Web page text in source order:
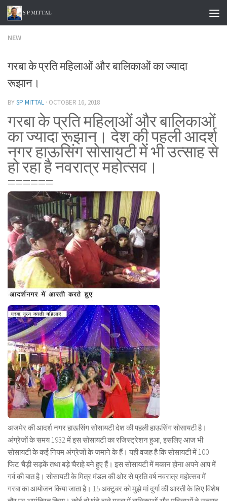
Skip to content
NEW
गरबा के प्रति महिलाओं और बालिकाओं का ज्यादा
रूझान।
BYSP MITTAL · OCTOBER 16, 2018
गरबा के प्रति महिलाओं और बालिकाओं
का ज्यादा रूझान। देश की पहली आदर्श
नगर हाऊसिंग सोसायटी में भी उत्साह से
हो रहा है नवरात्र महोत्सव।
======
अजमेर की आदर्श नगर हाऊसिंग सोसायटी देश की पहली हाऊसिंग सोसायटी है।
अंग्रेजों के समय 1932 में इस सोसायटी का रजिस्ट्रेशन हुआ, इसलिए आज भी
सोसायटी के कई नियम अंग्रेजों के जमाने के हैं। यही वजह है कि सोसायटी में 100
फिट चैड़ी सड़कें तथा बड़े चैराहे बने हुए हैं। इस सोसायटी में मकान होना अपने आप में
गर्व की बात है। सोसायटी के मित्र मंडल की ओर से प्रति वर्ष नवरात्र महोत्सव में
गरबा का आयोजन किया जाता है। 15 अक्टूबर को मुझे मां दुर्गा की आरती के लिए विशेष